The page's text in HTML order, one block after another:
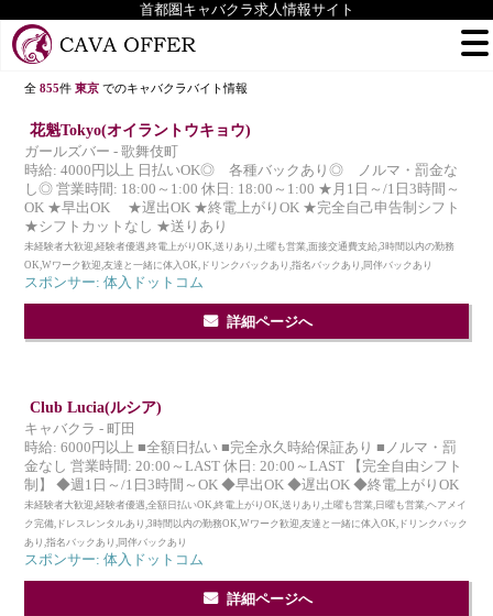
首都圏キャバクラ求人情報サイト
全855件東京でのキャバクラバイト情報
花魁Tokyo(オイラントウキョウ)
ガールズバー - 歌舞伎町
時給: 4000円以上 日払いOK◎ 各種バックあり◎ ノルマ・罰金な
し◎ 営業時間: 18:00～1:00 休日: 18:00～1:00 ★月1日～/1日3時間～
OK ★早出OK ★遅出OK ★終電上がりOK ★完全自己申告制シフト
★シフトカットなし ★送りあり
未経験者大歓迎,経験者優遇,終電上がりOK,送りあり,土曜も営業,面接交通費支給,3時間以内の勤務
OK,Wワーク歓迎,友達と一緒に体入OK,ドリンクバックあり,指名バックあり,同伴バックあり
スポンサー: 体入ドットコム
詳細ページへ
Club Lucia(ルシア)
キャバクラ - 町田
時給: 6000円以上 ■全額日払い ■完全永久時給保証あり ■ノルマ・罰
金なし 営業時間: 20:00～LAST 休日: 20:00～LAST 【完全自由シフト
制】 ◆週1日～/1日3時間～OK ◆早出OK ◆遅出OK ◆終電上がりOK
未経験者大歓迎,経験者優遇,全額日払いOK,終電上がりOK,送りあり,土曜も営業,日曜も営業,ヘアメイ
ク完備,ドレスレンタルあり,3時間以内の勤務OK,Wワーク歓迎,友達と一緒に体入OK,ドリンクバック
あり,指名バックあり,同伴バックあり
スポンサー: 体入ドットコム
詳細ページへ